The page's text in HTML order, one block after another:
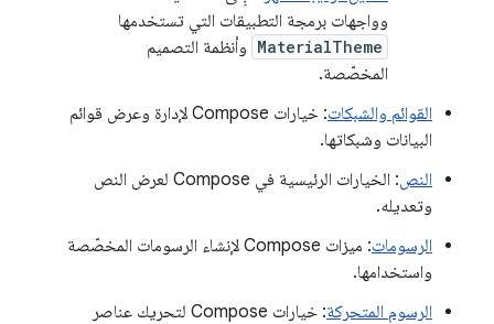
وواجهات برمجة التطبيقات التي تستخدمها
MaterialTheme وأنظمة التصميم
المخصّصة.
القوائم والشبكات
: خيارات Compose لإدارة وعرض قوائم
البيانات وشبكاتها.
النص
: الخيارات الرئيسية في Compose لعرض النص
وتعديله.
الرسومات
: ميزات Compose لإنشاء الرسومات المخصّصة
واستخدامها.
الرسوم المتحركة
: خيارات Compose لتحريك عناصر